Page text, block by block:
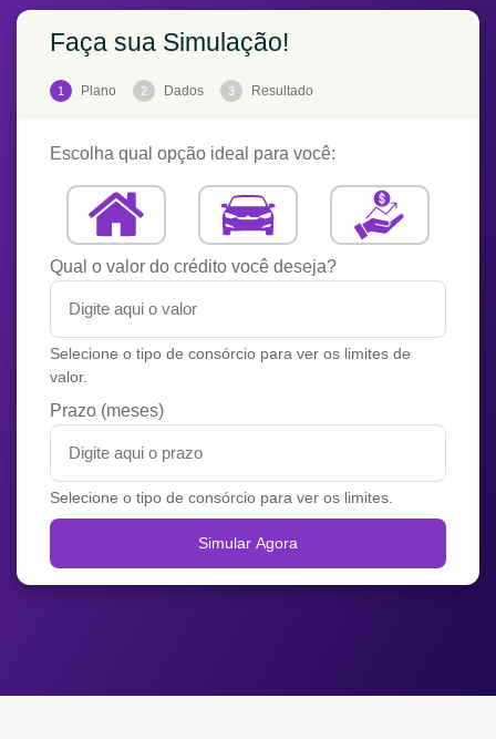
Faça sua Simulação!
1 Plano 2 Dados 3 Resultado
Escolha qual opção ideal para você:
Qual o valor do crédito você deseja?
Selecione o tipo de consórcio para ver os limites de
valor.
Prazo (meses)
Selecione o tipo de consórcio para ver os limites.
Simular Agora